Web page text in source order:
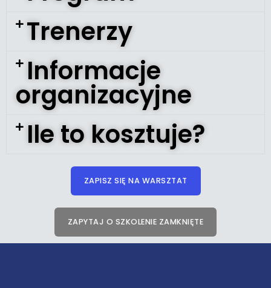
Trenerzy
Informacje
organizacyjne
Ile to kosztuje?
ZAPISZ SIĘ NA WARSZTAT
ZAPYTAJ O SZKOLENIE ZAMKNIĘTE